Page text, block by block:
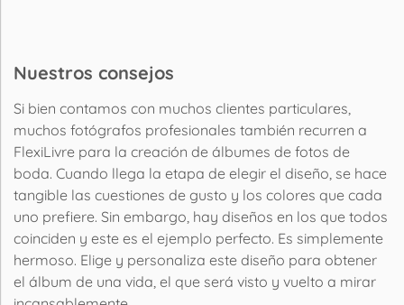
Nuestros consejos
Si bien contamos con muchos clientes particulares,
muchos fotógrafos profesionales también recurren a
FlexiLivre para la creación de álbumes de fotos de
boda. Cuando llega la etapa de elegir el diseño, se hace
tangible las cuestiones de gusto y los colores que cada
uno prefiere. Sin embargo, hay diseños en los que todos
coinciden y este es el ejemplo perfecto. Es simplemente
hermoso. Elige y personaliza este diseño para obtener
el álbum de una vida, el que será visto y vuelto a mirar